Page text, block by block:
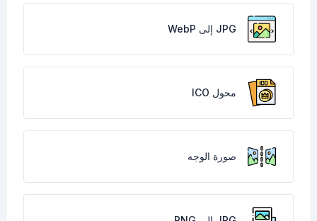
JPG إلى WebP
محول ICO
صورة الوجه